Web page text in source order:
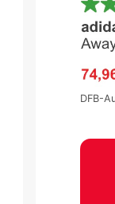
DFB-